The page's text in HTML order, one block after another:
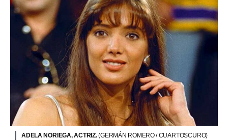
ADELA NORIEGA, ACTRIZ.(GERMÁN ROMERO / CUARTOSCURO)